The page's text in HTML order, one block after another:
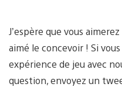
J’espère que vous
aimé le concevoir ! Si
expérience de jeu avec
question, envoyez un